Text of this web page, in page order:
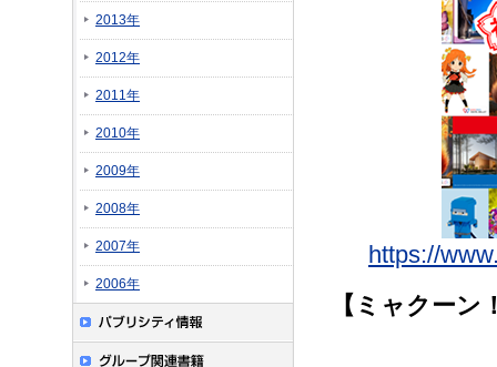
https://
【ミャクー
2013年
2012年
2011年
2010年
2009年
2008年
2007年
2006年